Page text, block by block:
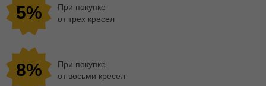
5%
При покупке
от трех кресел
8%
При покупке
от восьми кресел